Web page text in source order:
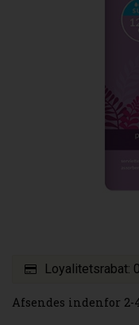
Loyalitetsrabat:
Afsendes indenfor 2-